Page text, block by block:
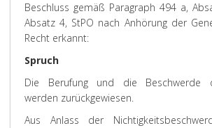
Beschluss gemäß Paragraph 494 a,
Absatz 4, StPO nach Anhörung der
Recht erkannt:
Spruch
Die Berufung und die Beschwerde
werden zurückgewiesen.
Aus Anlass der